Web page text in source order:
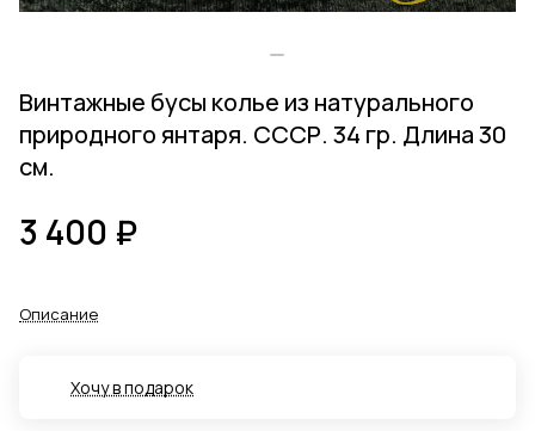
Винтажные бусы колье из натурального
природного янтаря. СССР. 34 гр. Длина 30
см.
3 400 ₽
Описание
Хочу в подарок